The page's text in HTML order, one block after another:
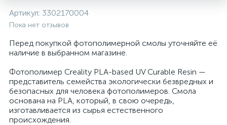
Артикул: 3302170004
Пока нет отзывов
Перед покупкой фотополимерной смолы уточняйте её
наличие в выбранном магазине.
Фотополимер Creality PLA-based UV Curable Resin —
представитель семейства экологически безвредных и
безопасных для человека фотополимеров. Смола
основана на PLA, который, в свою очередь,
изготавливается из сырья естественного
происхождения.